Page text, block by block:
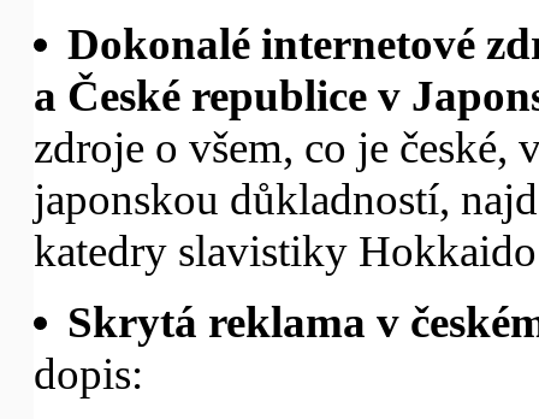
Dokonalé internetové
a České republice v
zdroje o všem, co je české,
japonskou důkladností,
katedry slavistiky
Skrytá reklama v
dopis: